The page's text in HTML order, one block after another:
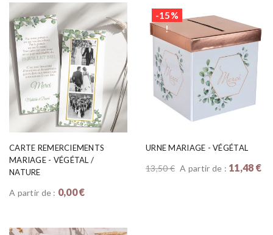
CARTE REMERCIEMENTS
MARIAGE - VÉGÉTAL /
NATURE
A partir de : 0,00 €
-15%
PROMO
!
URNE MARIAGE - VÉGÉTAL
13,50 € A partir de : 11,48 €